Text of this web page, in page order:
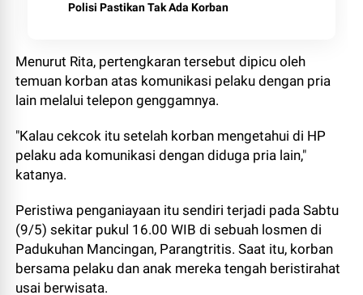
Polisi Pastikan Tak Ada Korban
Menurut Rita, pertengkaran tersebut dipicu oleh
temuan korban atas komunikasi pelaku dengan pria
lain melalui telepon genggamnya.
"Kalau cekcok itu setelah korban mengetahui di HP
pelaku ada komunikasi dengan diduga pria lain,"
katanya.
Peristiwa penganiayaan itu sendiri terjadi pada Sabtu
(9/5) sekitar pukul 16.00 WIB di sebuah losmen di
Padukuhan Mancingan, Parangtritis. Saat itu, korban
bersama pelaku dan anak mereka tengah beristirahat
usai berwisata.